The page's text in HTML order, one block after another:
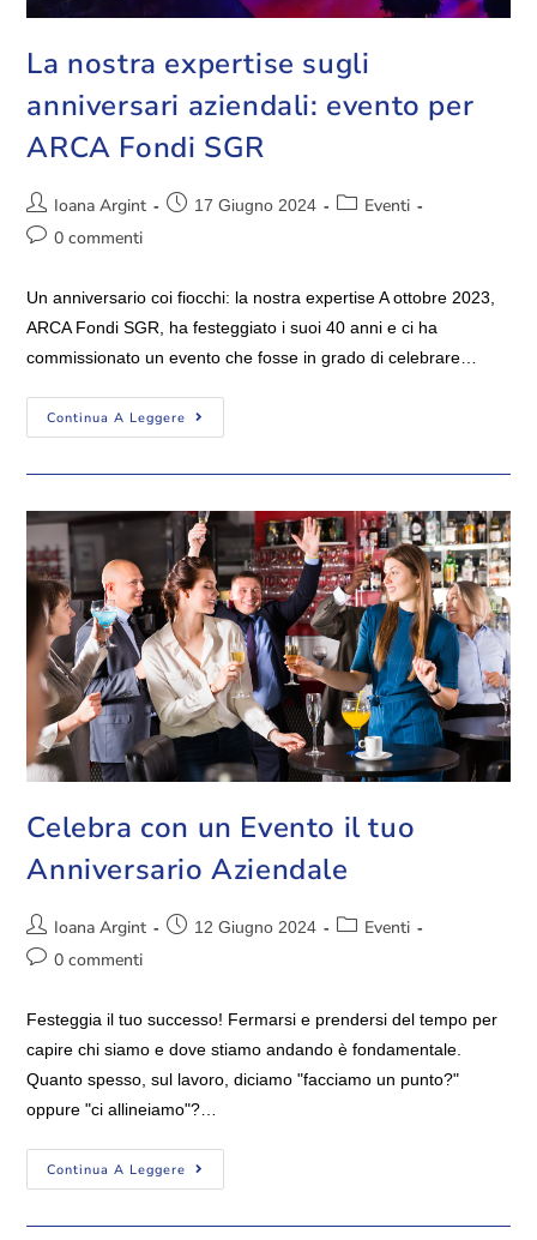
La nostra expertise sugli
anniversari aziendali: evento per
ARCA Fondi SGR
Ioana Argint 17 Giugno 2024
Eventi
0 commenti
Un anniversario coi fiocchi: la nostra expertise A ottobre 2023,
ARCA Fondi SGR, ha festeggiato i suoi 40 anni e ci ha
commissionato un evento che fosse in grado di celebrare…
Continua A Leggere
Celebra con un Evento il tuo
Anniversario Aziendale
Ioana Argint 12 Giugno 2024
Eventi
0 commenti
Festeggia il tuo successo! Fermarsi e prendersi del tempo per
capire chi siamo e dove stiamo andando è fondamentale.
Quanto spesso, sul lavoro, diciamo "facciamo un punto?"
oppure "ci allineiamo"?…
Continua A Leggere